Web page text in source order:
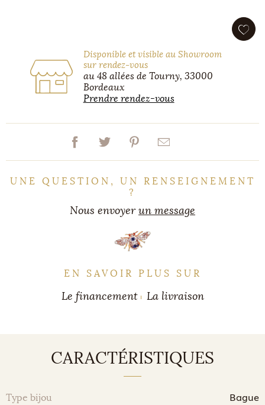
Disponible et visible au Showroom
sur rendez-vous
au 48 allées de Tourny, 33000
Bordeaux
Prendre rendez-vous
UNE QUESTION, UN RENSEIGNEMENT
?
Nous envoyerun message
EN SAVOIR PLUS SUR
Le financement La livraison
CARACTÉRISTIQUES
Type bijou Bague